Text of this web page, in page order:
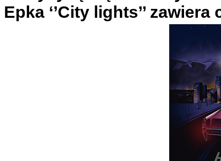
Epka ‘’City lights’’